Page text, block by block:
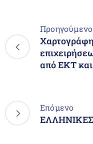
Προηγούμενο
από ΕΚΤ
Επόμενο
ΕΛΛΗΝΙΚΕΣ